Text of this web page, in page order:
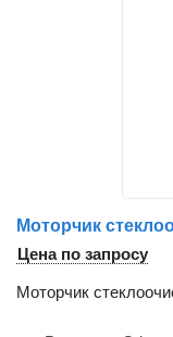
Цена по запросу
Моторчик